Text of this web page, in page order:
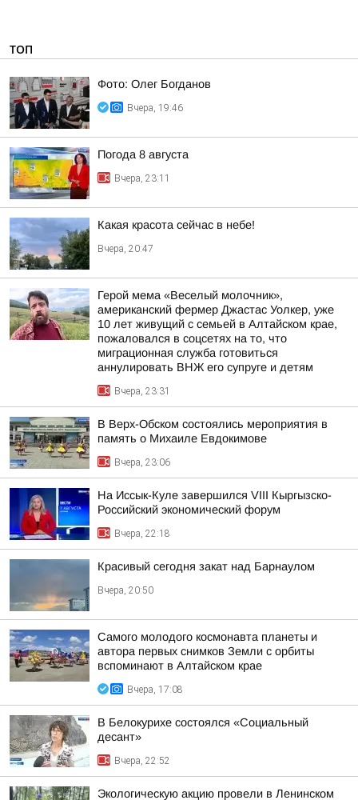
ТОП
Фото: Олег Богданов
Вчера, 19:46
Погода 8 августа
Вчера, 23:11
Какая красота сейчас в небе!
Вчера, 20:47
Герой мема «Веселый молочник»,
американский фермер Джастас Уолкер, уже
10 лет живущий с семьей в Алтайском крае,
пожаловался в соцсетях на то, что
миграционная служба готовиться
аннулировать ВНЖ его супруге и детям
Вчера, 23:31
В Верх-Обском состоялись мероприятия в
память о Михаиле Евдокимове
Вчера, 23:06
На Иссык-Куле завершился VIII Кыргызско-
Российский экономический форум
Вчера, 22:18
Красивый сегодня закат над Барнаулом
Вчера, 20:50
Самого молодого космонавта планеты и
автора первых снимков Земли с орбиты
вспоминают в Алтайском крае
Вчера, 17:08
В Белокурихе состоялся «Социальный
десант»
Вчера, 22:52
Экологическую акцию провели в Ленинском